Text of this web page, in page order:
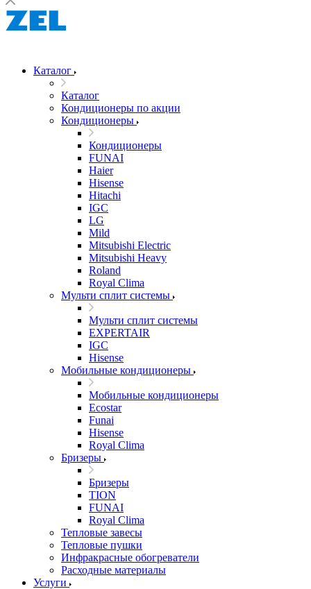
Каталог
Каталог
Кондиционеры по акции
Кондиционеры
Кондиционеры
FUNAI
Haier
Hisense
Hitachi
IGC
LG
Mild
Mitsubishi Electric
Mitsubishi Heavy
Roland
Royal Clima
Мульти сплит системы
Мульти сплит системы
EXPERTAIR
IGC
Hisense
Мобильные кондиционеры
Мобильные кондиционеры
Ecostar
Funai
Hisense
Royal Clima
Бризеры
Бризеры
TION
FUNAI
Royal Clima
Тепловые завесы
Тепловые пушки
Инфракрасные обогреватели
Расходные материалы
Услуги